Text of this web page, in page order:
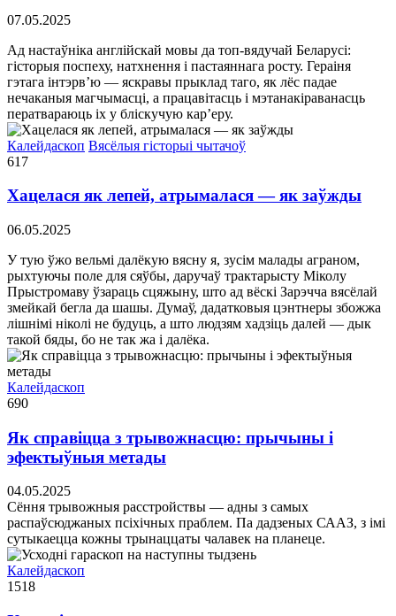
07.05.2025
Ад настаўніка англійскай мовы да топ-вядучай Беларусі:
гісторыя поспеху, натхнення і пастаяннага росту. Гераіня
гэтага інтэрв’ю — яскравы прыклад таго, як лёс падае
нечаканыя магчымасці, а працавітасць і мэтанакіраванасць
ператвараюць іх у бліскучую кар’еру.
Калейдаскоп Вясёлыя гісторыі чытачоў
617
Хацелася як лепей, атрымалася — як заўжды
06.05.2025
У тую ўжо вельмi далёкую вясну я, зусiм малады аграном,
рыхтуючы поле для сяўбы, даручаў трактарысту Мiколу
Прыстромаву ўзараць сцяжыну, што ад вёскi Зарэчча вясёлай
змейкай бегла да шашы. Думаў, дадатковыя цэнтнеры збожжа
лiшнiмi нiколi не будуць, а што людзям хадзiць далей — дык
такой бяды, бо не так жа i далёка.
Калейдаскоп
690
Як справіцца з трывожнасцю: прычыны і
эфектыўныя метады
04.05.2025
Сёння трывожныя расстройствы — адны з самых
распаўсюджаных псіхічных праблем. Па дадзеных СААЗ, з імі
сутыкаецца кожны трынаццаты чалавек на планеце.
Калейдаскоп
1518